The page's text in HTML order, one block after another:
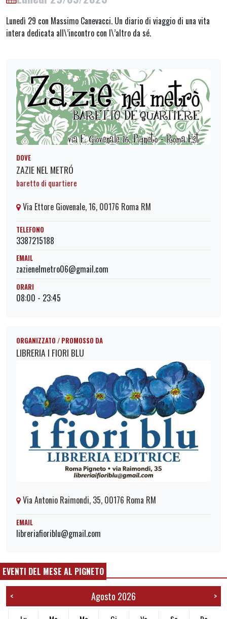
Lunedì 29 con Massimo Canevacci. Un diario di viaggio di una vita
intera dedicata all\’incontro con l\’altro da sé.
DOVE
ZAZIE NEL METRÓ
baretto di quartiere
Via Ettore Giovenale, 16, 00176 Roma RM
TELEFONO
3387215188
EMAIL
zazienelmetro06@gmail.com
ORARI
08:00 - 23:45
ORGANIZZATO / PROMOSSO DA
LIBRERIA I FIORI BLU
Via Antonio Raimondi, 35, 00176 Roma RM
EMAIL
libreriafioriblu@gmail.com
EVENTI DEL MESE AL PIGNETO
< Agosto 2026 >